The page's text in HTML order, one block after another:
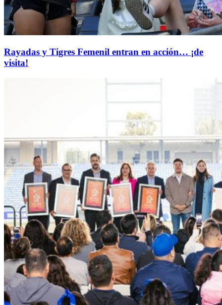
Rayadas y Tigres Femenil entran en acción… ¡de
visita!